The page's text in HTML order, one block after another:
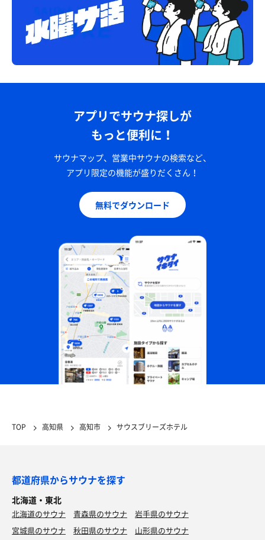
アプリでサウナ探しが
もっと便利に！
サウナマップ、営業中サウナの検索など、
アプリ限定の機能が盛りだくさん！
無料でダウンロード
TOP 高知県 高知市 サウスブリーズホテル
都道府県からサウナを探す
北海道・東北
北海道のサウナ 青森県のサウナ
岩手県のサウナ
宮城県のサウナ
秋田県のサウナ
山形県のサウナ